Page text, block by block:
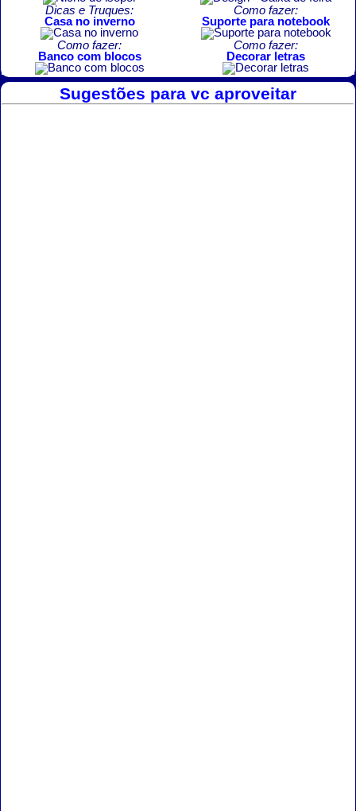
Dicas e Truques:
Casa no inverno
Como fazer:
Suporte para notebook
Como fazer:
Banco com blocos
Como fazer:
Decorar letras
Sugestões para vc aproveitar